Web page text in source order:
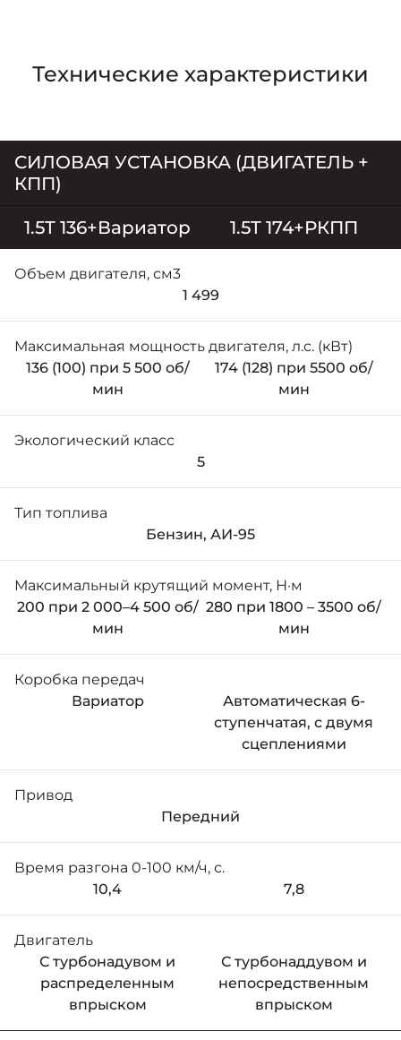
Технические характеристики
СИЛОВАЯ УСТАНОВКА (ДВИГАТЕЛЬ +
КПП)
1.5T 136+Вариатор 1.5T 174+РКПП
Объем двигателя, см3
1 499
Максимальная мощность двигателя, л.с. (кВт)
136 (100) при 5 500 об/
мин
174 (128) при 5500 об/
мин
Экологический класс
5
Тип топлива
Бензин, АИ-95
Максимальный крутящий момент, Н·м
200 при 2 000–4 500 об/
мин
280 при 1800 – 3500 об/
мин
Коробка передач
Вариатор
Автоматическая 6-
ступенчатая, с двумя
сцеплениями
Привод
Передний
Время разгона 0-100 км/ч, с.
10,4
7,8
Двигатель
С турбонадувом и
распределенным
впрыском
С турбонаддувом и
непосредственным
впрыском